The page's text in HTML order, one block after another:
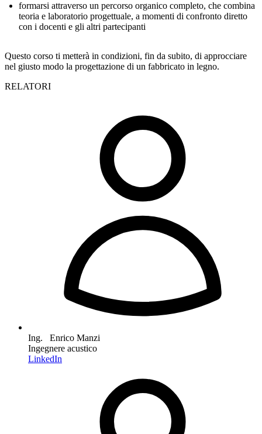
formarsi attraverso un percorso organico completo, che combina
teoria e laboratorio progettuale, a momenti di confronto diretto
con i docenti e gli altri partecipanti
Questo corso ti metterà in condizioni, fin da subito, di approcciare
nel giusto modo la progettazione di un fabbricato in legno.
RELATORI
Ing. Enrico Manzi
Ingegnere acustico
LinkedIn